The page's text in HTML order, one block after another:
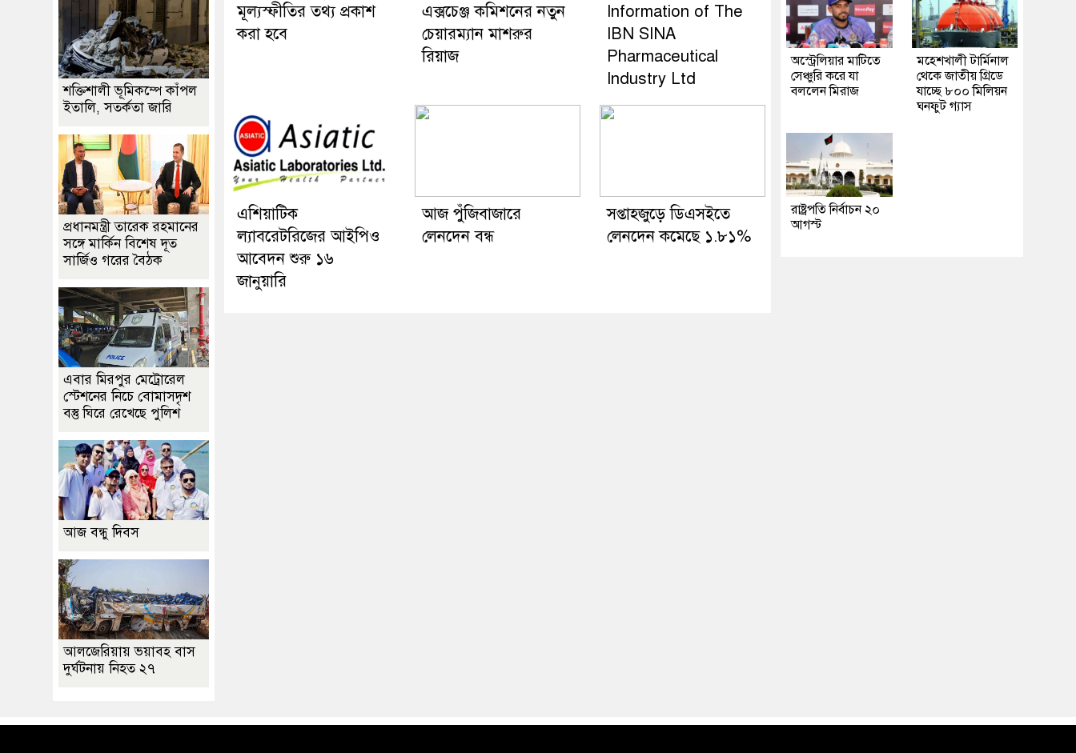
মূল্যস্ফীতির তথ্য প্রকাশ
করা হবে
এক্সচেঞ্জ কমিশনের নতুন
চেয়ারম্যান মাশরুর
রিয়াজ
Information of The
IBN SINA
Pharmaceutical
Industry Ltd
এশিয়াটিক
ল্যাবরেটরিজের আইপিও
আবেদন শুরু ১৬
জানুয়ারি
আজ পুঁজিবাজারে
লেনদেন বন্ধ
সপ্তাহজুড়ে ডিএসইতে
লেনদেন কমেছে ১.৮১%
শক্তিশালী ভূমিকম্পে কাঁপল
ইতালি, সতর্কতা জারি
প্রধানমন্ত্রী তারেক রহমানের
সঙ্গে মার্কিন বিশেষ দূত
সার্জিও গরের বৈঠক
এবার মিরপুর মেট্রোরেল
স্টেশনের নিচে বোমাসদৃশ
বস্তু ঘিরে রেখেছে পুলিশ
আজ বন্ধু দিবস
আলজেরিয়ায় ভয়াবহ বাস
দুর্ঘটনায় নিহত ২৭
অস্ট্রেলিয়ার মাটিতে
সেঞ্চুরি করে যা
বললেন মিরাজ
মহেশখালী টার্মিনাল
থেকে জাতীয় গ্রিডে
যাচ্ছে ৮০০ মিলিয়ন
ঘনফুট গ্যাস
রাষ্ট্রপতি নির্বাচন ২০
আগস্ট